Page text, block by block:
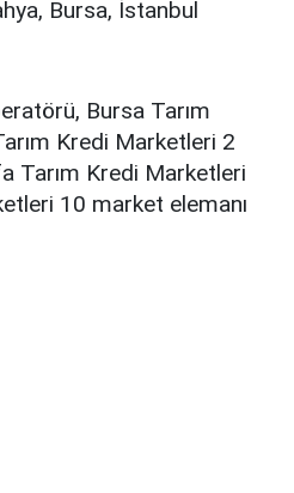
Bursa, İstanbul
Bursa Tarım
Kredi Marketleri 2
Tarım Kredi Marketleri
10 market elemanı